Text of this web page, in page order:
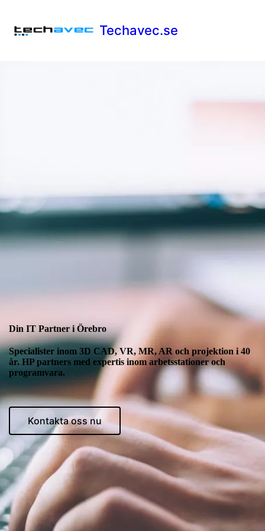
Techavec.se
Din IT Partner i Örebro
Specialister inom 3D CAD, VR, MR, AR och projektion i 40
år. HP partners med expertis inom arbetsstationer och
programvara.
Kontakta oss nu